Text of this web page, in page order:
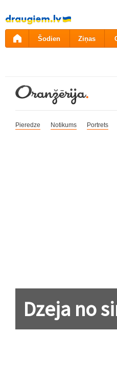
Pāriet
uz
saturu
Šodien Ziņas
Pieredze Notikums Portrets
Dzeja no